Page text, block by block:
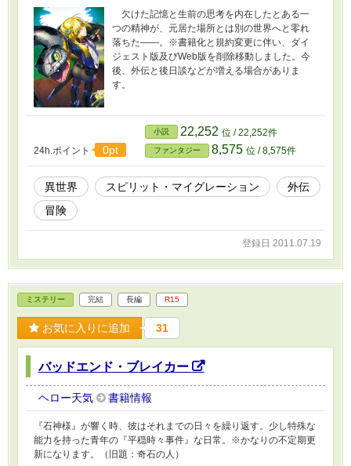
欠けた記憶と生前の思考を内在したとある一
つの精神が、元居た場所とは別の世界へと零れ
落ちた――。※書籍化と規約変更に伴い、ダイ
ジェスト版及びWeb版を削除移動しました。今
後、外伝と後日談などが増える場合がありま
す。
24h.ポイント 0pt
小説 22,252 位 / 22,252件
ファンタジー 8,575 位 / 8,575件
異世界 スピリット・マイグレーション
外伝
冒険
登録日 2011.07.19
ミステリー 完結 長編 R15
お気に入りに追加 31
バッドエンド・ブレイカー
ヘロー天気 書籍情報
『石神様』が響く時、彼はそれまでの日々を繰り返す。少し特殊な
能力を持った青年の『平穏時々事件』な日常。※かなりの不定期更
新になります。（旧題：奇石の人）